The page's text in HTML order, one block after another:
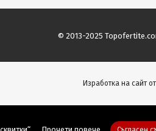
© 2013-2025
Изработка на сайт